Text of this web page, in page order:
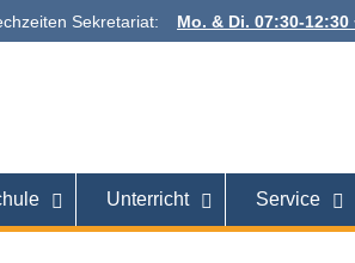
Sekretariat: Mo. & Di. 07:30-
Unterricht Service